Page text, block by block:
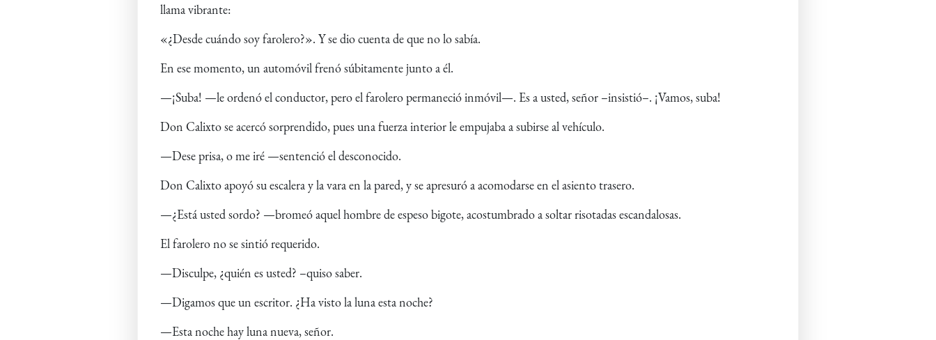
llama vibrante:
«¿Desde cuándo soy farolero?». Y se dio cuenta de que no lo sabía.
En ese momento, un automóvil frenó súbitamente junto a él.
—¡Suba! —le ordenó el conductor, pero el farolero permaneció inmóvil—. Es a usted, señor –insistió–. ¡Vamos, suba!
Don Calixto se acercó sorprendido, pues una fuerza interior le empujaba a subirse al vehículo.
—Dese prisa, o me iré —sentenció el desconocido.
Don Calixto apoyó su escalera y la vara en la pared, y se apresuró a acomodarse en el asiento trasero.
—¿Está usted sordo? —bromeó aquel hombre de espeso bigote, acostumbrado a soltar risotadas escandalosas.
El farolero no se sintió requerido.
—Disculpe, ¿quién es usted? –quiso saber.
—Digamos que un escritor. ¿Ha visto la luna esta noche?
—Esta noche hay luna nueva, señor.